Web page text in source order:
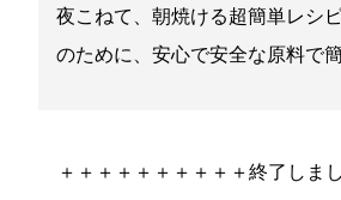
夜こねて、朝焼ける超簡単レシ
のために、安心で安全な原料で
＋＋＋＋＋＋＋＋＋＋終了しま